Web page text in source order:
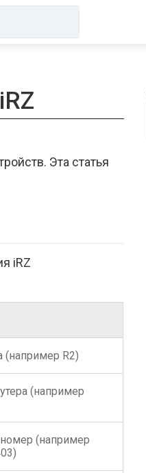
Эта статья
iRZ
(например R2)
(например
(например